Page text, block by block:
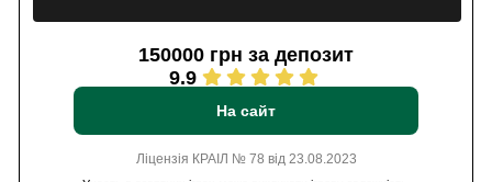
150000 грн за депозит
9.9
На сайт
Ліцензія КРАІЛ № 78 від 23.08.2023